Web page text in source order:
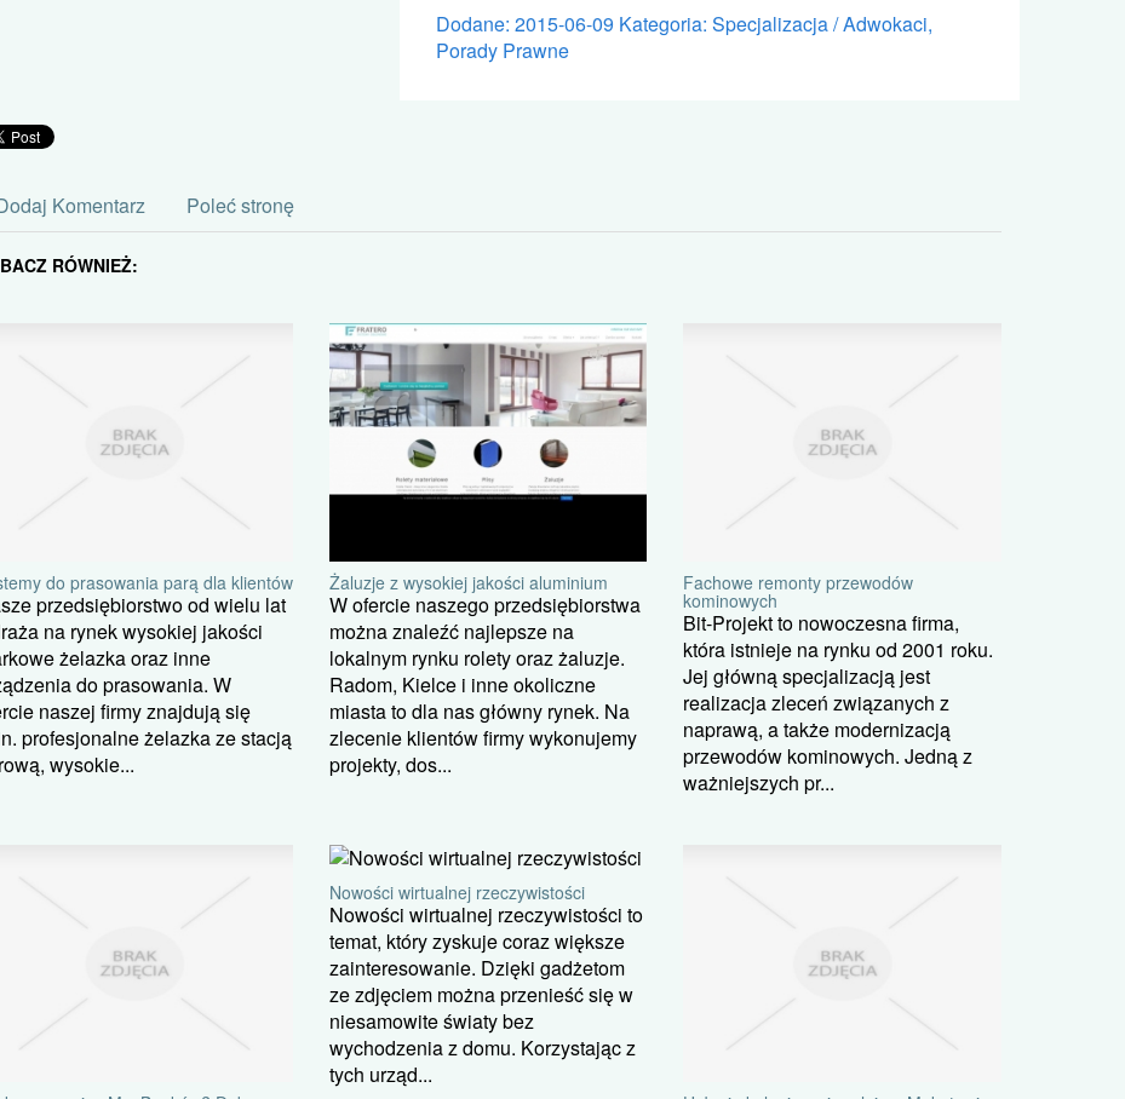
Dodane: 2015-06-09 Kategoria: Specjalizacja / Adwokaci,
Porady Prawne
Komentarz Poleć stronę
RÓWNIEŻ:
do prasowania parą dla klientów
przedsiębiorstwo od wielu lat
na rynek wysokiej jakości
żelazka oraz inne
do prasowania. W
naszej firmy znajdują się
profesjonalne żelazka ze stacją
wysokie...
Żaluzje z wysokiej jakości aluminium
W ofercie naszego przedsiębiorstwa
można znaleźć najlepsze na
lokalnym rynku rolety oraz żaluzje.
Radom, Kielce i inne okoliczne
miasta to dla nas główny rynek. Na
zlecenie klientów firmy wykonujemy
projekty, dos...
Fachowe remonty przewodów
kominowych
Bit-Projekt to nowoczesna firma,
która istnieje na rynku od 2001 roku.
Jej główną specjalizacją jest
realizacja zleceń związanych z
naprawą, a także modernizacją
przewodów kominowych. Jedną z
ważniejszych pr...
Nowości wirtualnej rzeczywistości
Nowości wirtualnej rzeczywistości to
temat, który zyskuje coraz większe
zainteresowanie. Dzięki gadżetom
ze zdjęciem można przenieść się w
niesamowite światy bez
wychodzenia z domu. Korzystając z
tych urząd...